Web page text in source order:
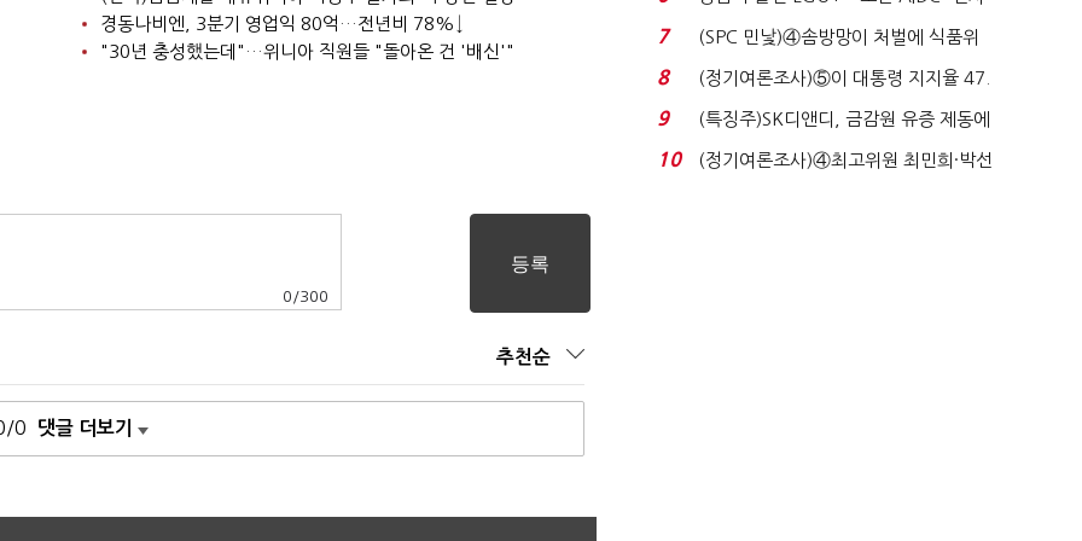
경동나비엔, 3분기 영업익 80억…전년비 78%↓
"30년 충성했는데"…위니아 직원들 "돌아온 건 '배신'"
0 /300
추천순
0 댓글 더보기
업 드라이브'...
7
(SPC 민낯)④솜방망이 처벌에 식품위
생법 위반 반복...
8
(정기여론조사)⑤이 대통령 지지율 47.
7%…일주일 만에 ...
9
(특징주)SK디앤디, 금감원 유증 제동에
장 초반 상한가...
10
(정기여론조사)④최고위원 최민희·박선